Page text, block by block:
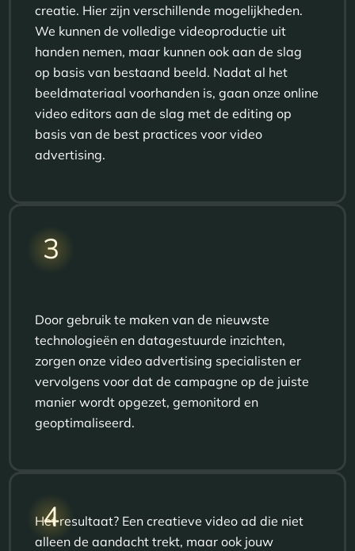
creatie. Hier zijn verschillende mogelijkheden.
We kunnen de volledige videoproductie uit
handen nemen, maar kunnen ook aan de slag
op basis van bestaand beeld. Nadat al het
beeldmateriaal voorhanden is, gaan onze online
video editors aan de slag met de editing op
basis van de best practices voor video
advertising.
3
Door gebruik te maken van de nieuwste
technologieën en datagestuurde inzichten,
zorgen onze video advertising specialisten er
vervolgens voor dat de campagne op de juiste
manier wordt opgezet, gemonitord en
geoptimaliseerd.
4
Het resultaat? Een creatieve video ad die niet
alleen de aandacht trekt, maar ook jouw